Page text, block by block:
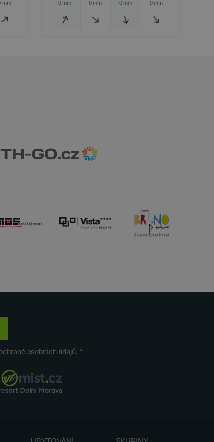
mm 0 mm 0 mm 0 mm 0 mm
osobních údajů.